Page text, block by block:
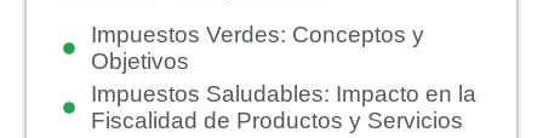
Impuestos Verdes: Conceptos y
Objetivos
Impuestos Saludables: Impacto en la
Fiscalidad de Productos y Servicios